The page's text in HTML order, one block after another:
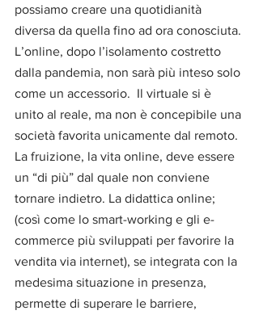
possiamo creare una quotidianità
diversa da quella fino ad ora conosciuta.
L’online, dopo l’isolamento costretto
dalla pandemia, non sarà più inteso solo
come un accessorio.  Il virtuale si è
unito al reale, ma non è concepibile una
società favorita unicamente dal remoto.
La fruizione, la vita online, deve essere
un “di più” dal quale non conviene
tornare indietro. La didattica online;
(così come lo smart-working e gli e-
commerce più sviluppati per favorire la
vendita via internet), se integrata con la
medesima situazione in presenza,
permette di superare le barriere,